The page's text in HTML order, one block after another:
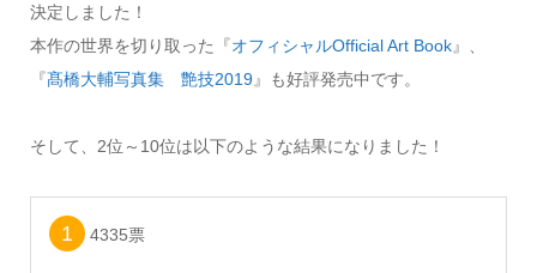
決定しました！
本作の世界を切り取った『オフィシャルOfficial Art Book』、
『髙橋大輔写真集 艶技2019』も好評発売中です。
そして、2位～10位は以下のような結果になりました！
1 4335票